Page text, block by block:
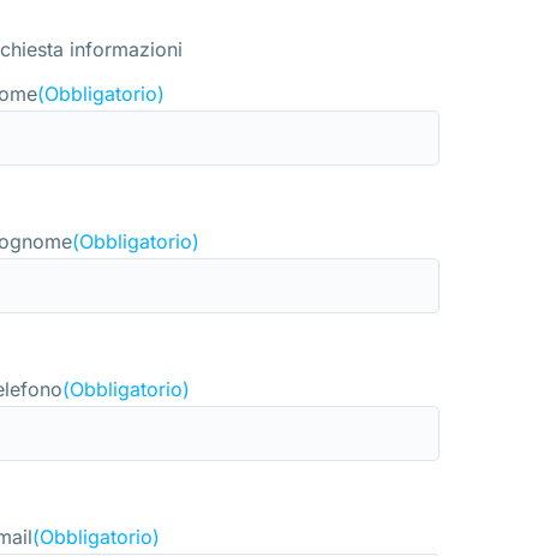
informazioni
(Obbligatorio)
(Obbligatorio)
(Obbligatorio)
(Obbligatorio)